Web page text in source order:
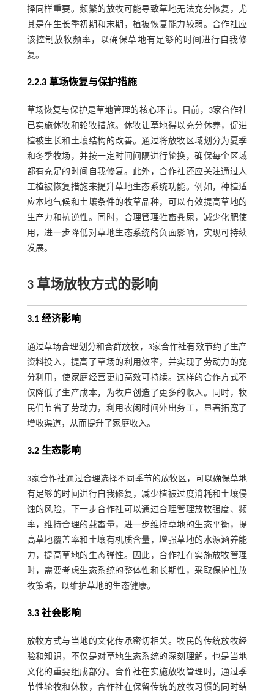
择同样重要。频繁的放牧可能导致草地无法充分恢复，尤
其是在生长季初期和末期，植被恢复能力较弱。合作社应
该控制放牧频率，以确保草地有足够的时间进行自我修
复。
2.2.3 草场恢复与保护措施
草场恢复与保护是草地管理的核心环节。目前，3家合作社
已实施休牧和轮牧措施。休牧让草地得以充分休养，促进
植被生长和土壤结构的改善。通过将放牧区域划分为夏季
和冬季牧场，并按一定时间间隔进行轮换，确保每个区域
都有充足的时间自我修复。此外，合作社还应关注通过人
工植被恢复措施来提升草地生态系统功能。例如，种植适
应本地气候和土壤条件的牧草品种，可以有效提高草地的
生产力和抗逆性。同时，合理管理牲畜粪尿，减少化肥使
用，进一步降低对草地生态系统的负面影响，实现可持续
发展。
3 草场放牧方式的影响
3.1 经济影响
通过草场合理划分和合群放牧，3家合作社有效节约了生产
资料投入，提高了草场的利用效率，并实现了劳动力的充
分利用，使家庭经营更加高效可持续。这样的合作方式不
仅降低了生产成本，为牧户创造了更多的收入。同时，牧
民们节省了劳动力，利用农闲时间外出务工，显著拓宽了
增收渠道，从而提升了家庭收入。
3.2 生态影响
3家合作社通过合理选择不同季节的放牧区，可以确保草地
有足够的时间进行自我修复，减少植被过度消耗和土壤侵
蚀的风险，下一步合作社可以通过合理管理放牧强度、频
率，维持合理的载畜量，进一步维持草地的生态平衡，提
高草地覆盖率和土壤有机质含量，增强草地的水源涵养能
力，提高草地的生态弹性。因此，合作社在实施放牧管理
时，需要考虑生态系统的整体性和长期性，采取保护性放
牧策略，以维护草地的生态健康。
3.3 社会影响
放牧方式与当地的文化传承密切相关。牧民的传统放牧经
验和知识，不仅是对草地生态系统的深刻理解，也是当地
文化的重要组成部分。合作社在实施放牧管理时，通过季
节性轮牧和休牧，合作社在保留传统的放牧习惯的同时结